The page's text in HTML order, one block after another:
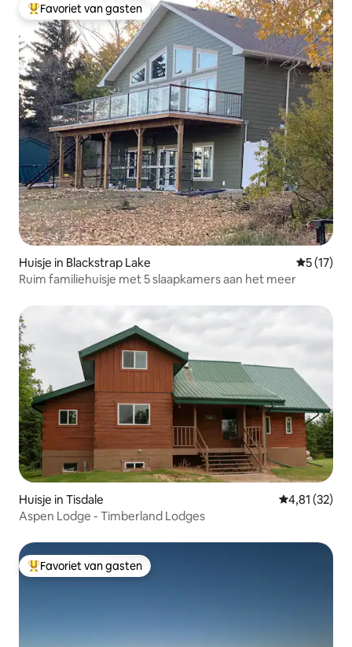
Topfavoriet van gasten
Favoriet van gasten
Huisje in Blackstrap Lake
5 (17)
Ruim familiehuisje met 5 slaapkamers aan het meer
Huisje in Tisdale Gemiddelde
4,81 (32)
Aspen Lodge - Timberland Lodges
Topfavoriet van gasten
Favoriet van gasten